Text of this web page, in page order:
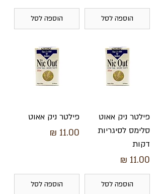
הוספה לסל הוספה לסל
פילטר ניק אאוט
סלימס לסיגריות
דקות
מחיר
הוספה לסל
פילטר ניק אאוט
מחיר
הוספה לסל